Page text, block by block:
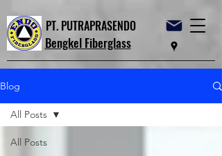
PT. PUTRAPRASENDO
Bengkel Fiberglass
Blog
All Posts
All Posts